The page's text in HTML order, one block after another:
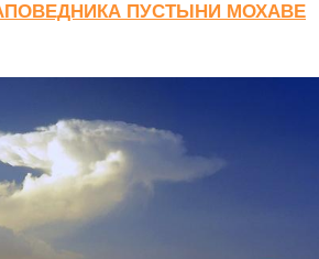
ПУСТЫНИ МОХАВЕ